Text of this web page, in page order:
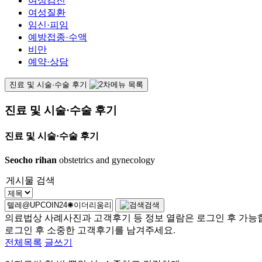
여성질환
임신·피임
예방접종·수액
비만
예약·상담
진료 및 시술·수술 후기
진료 및 시술·수술 후기
진료 및 시술·수술 후기
Seocho rihan obstetrics and gynecology
게시물 검색
검색
의료법상 사례사진과 고객후기 등 정보 열람은 로그인 후 가능
로그인 후 소중한 고객후기를 남겨주세요.
전체목록 글쓰기